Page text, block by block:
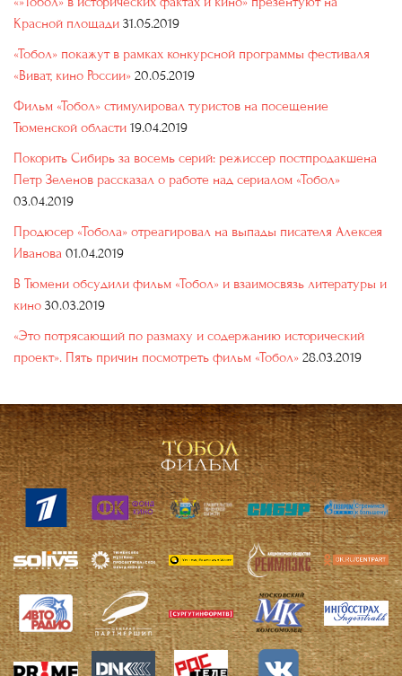
Красной площади 31.05.2019
«Тобол» покажут в рамках конкурсной программы фестиваля
«Виват, кино России» 20.05.2019
Фильм «Тобол» стимулировал туристов на посещение
Тюменской области 19.04.2019
Покорить Сибирь за восемь серий: режиссер постпродакшена
Петр Зеленов рассказал о работе над сериалом «Тобол»
03.04.2019
Продюсер «Тобола» отреагировал на выпады писателя Алексея
Иванова 01.04.2019
В Тюмени обсудили фильм «Тобол» и взаимосвязь литературы и
кино 30.03.2019
«Это потрясающий по размаху и содержанию исторический
проект». Пять причин посмотреть фильм «Тобол» 28.03.2019